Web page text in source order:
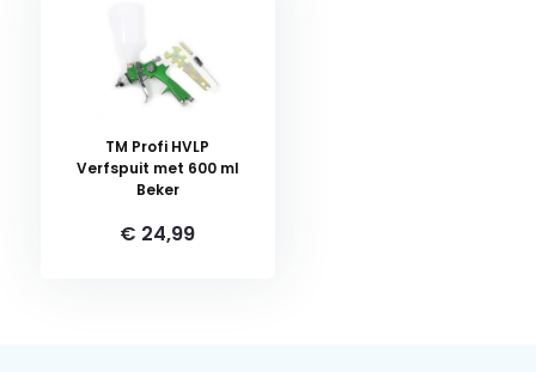
TM Profi HVLP
Verfspuit met 600 ml
Beker
€ 24,99